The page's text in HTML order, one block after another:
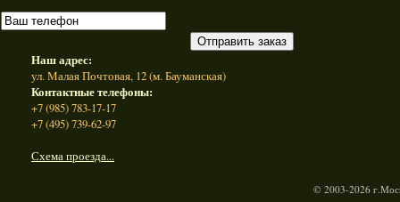
Отправить заказ
Наш адрес:
ул. Малая Почтовая, 12 (м. Бауманская)
Контактные телефоны:
+7 (985) 783-17-17
+7 (495) 739-62-97
Схема проезда...
© 2003-2026